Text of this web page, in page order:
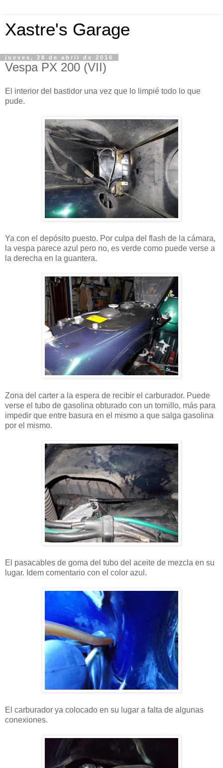
Xastre's Garage
jueves, 28 de abril de 2016
Vespa PX 200 (VII)
El interior del bastidor una vez que lo limpié todo lo que
pude.
Ya con el depósito puesto. Por culpa del flash de la cámara,
la vespa parece azul pero no, es verde como puede verse a
la derecha en la guantera.
Zona del carter a la espera de recibir el carburador. Puede
verse el tubo de gasolina obturado con un tornillo, más para
impedir que entre basura en el mismo a que salga gasolina
por el mismo.
El pasacables de goma del tubo del aceite de mezcla en su
lugar. Idem comentario con el color azul.
El carburador ya colocado en su lugar a falta de algunas
conexiones.